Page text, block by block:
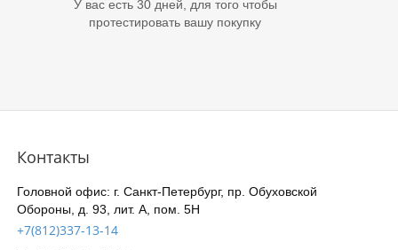
У вас есть 30 дней, для того чтобы
протестировать вашу покупку
Контакты
Головной офис: г. Санкт-Петербург, пр. Обуховской
Обороны, д. 93, лит. А, пом. 5Н
+7(812)337-13-14